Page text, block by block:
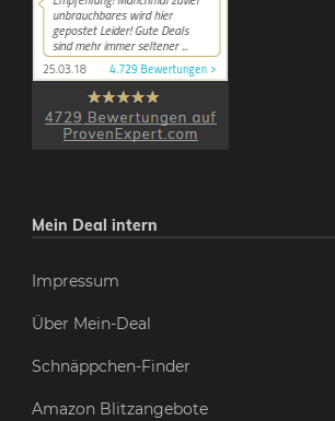
Mein Deal intern
Impressum
Über Mein-Deal
Schnäppchen-Finder
Amazon Blitzangebote